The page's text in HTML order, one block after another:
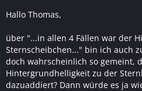
Hallo Thomas,
über "...in allen 4 Fällen war der
Sternscheibchen..." bin ich auch
doch wahrscheinlich so gemeint,
Hintergrundhelligkeit zu der
dazuaddiert? Dann würde es ja